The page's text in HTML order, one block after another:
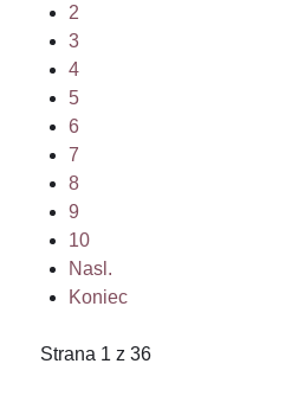
2
3
4
5
6
7
8
9
10
Nasl.
Koniec
Strana 1 z 36